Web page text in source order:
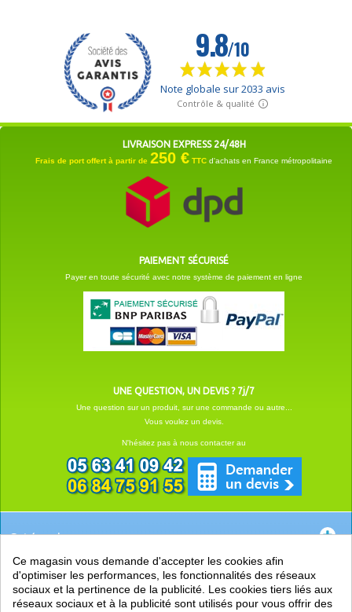
LIVRAISON EXPRESS 24/48H
Frais de port offert à partir de 250 € TTC d'achats en France métropolitaine
PAIEMENT SÉCURISÉ
Payer en toute sécurité avec notre système de paiement en ligne
UNE QUESTION, UN DEVIS ? 7j/7
Une question sur un produit, sur une commande ou autre...
Vous voulez un devis.
N'hésitez pas à nous contacter au
Catégories
EN SAVOIR +
PRATIQUE
Ce magasin vous demande d'accepter les cookies afin
d'optimiser les performances, les fonctionnalités des réseaux
sociaux et la pertinence de la publicité. Les cookies tiers liés aux
réseaux sociaux et à la publicité sont utilisés pour vous offrir des